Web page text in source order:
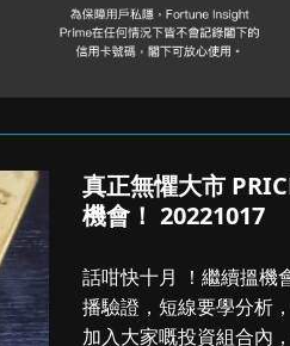
真正無懼大市
機會！ 20221017
話咁快十月 ！繼續搵機
播驗證，短線要學分析
加入大家嘅投資組合內